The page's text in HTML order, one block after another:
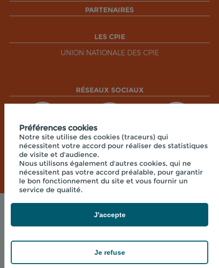
PARTENAIRES
LES CPIE
UNION NATIONALE DES CPIE
RÉSEAUX SOCIAUX
Mentions légales
© 2026 - CPIE CENTRE CORSE - 7 RUE DU
powered by PR-Rooms
Préférences cookies
Notre site utilise des cookies (traceurs) qui
nécessitent votre accord pour réaliser des statistiques
de visite et d'audience.
Nous utilisons également d'autres cookies, qui ne
nécessitent pas votre accord préalable, pour garantir
le bon fonctionnement du site et vous fournir un
service de qualité.
Je refuse
J'accepte